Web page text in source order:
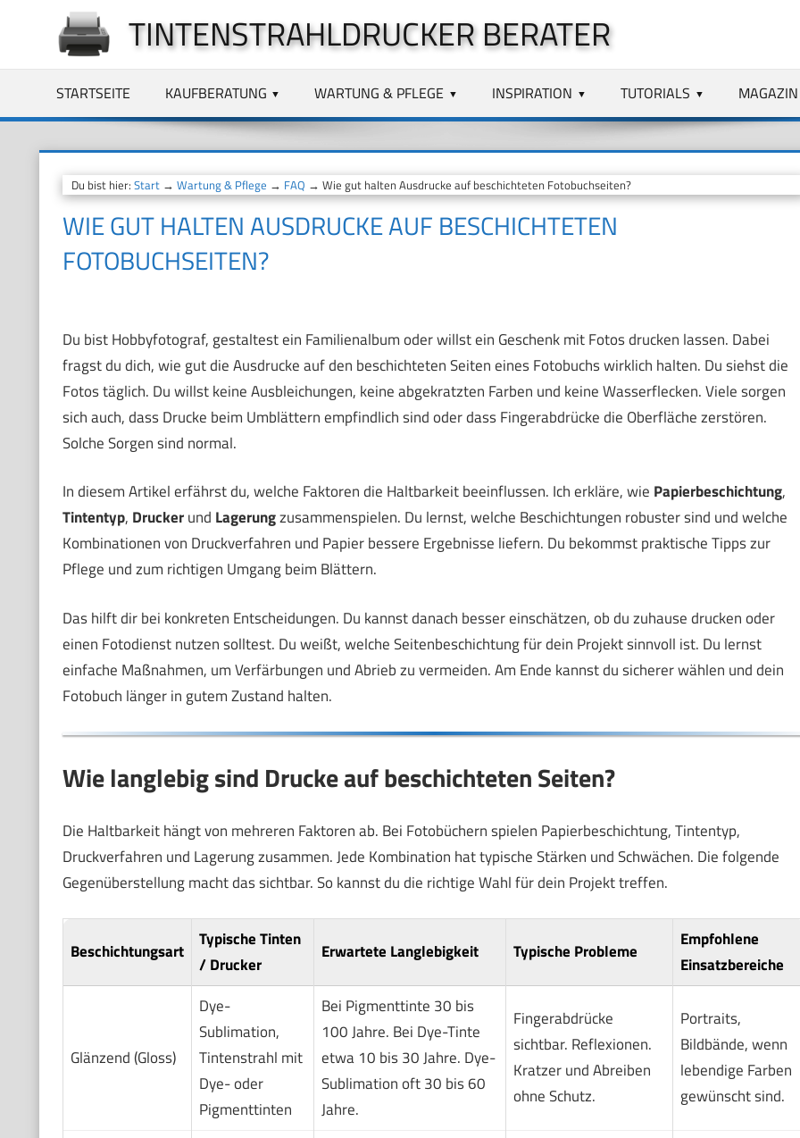
springen
TINTENSTRAHLDRUCKER BERATER
STARTSEITE KAUFBERATUNG WARTUNG & PFLEGE INSPIRATION TUTORIALS MAGAZIN
Du bist hier: Start→ Wartung & Pflege → FAQ → Wie gut halten Ausdrucke auf beschichteten Fotobuchseiten?
WIE GUT HALTEN AUSDRUCKE AUF BESCHICHTETEN
FOTOBUCHSEITEN?
Du bist Hobbyfotograf, gestaltest ein Familienalbum oder willst ein Geschenk mit Fotos drucken lassen. Dabei
fragst du dich, wie gut die Ausdrucke auf den beschichteten Seiten eines Fotobuchs wirklich halten. Du siehst die
Fotos täglich. Du willst keine Ausbleichungen, keine abgekratzten Farben und keine Wasserflecken. Viele sorgen
sich auch, dass Drucke beim Umblättern empfindlich sind oder dass Fingerabdrücke die Oberfläche zerstören.
Solche Sorgen sind normal.
In diesem Artikel erfährst du, welche Faktoren die Haltbarkeit beeinflussen. Ich erkläre, wie Papierbeschichtung,
Tintentyp, Druckerund Lagerungzusammenspielen. Du lernst, welche Beschichtungen robuster sind und welche
Kombinationen von Druckverfahren und Papier bessere Ergebnisse liefern. Du bekommst praktische Tipps zur
Pflege und zum richtigen Umgang beim Blättern.
Das hilft dir bei konkreten Entscheidungen. Du kannst danach besser einschätzen, ob du zuhause drucken oder
einen Fotodienst nutzen solltest. Du weißt, welche Seitenbeschichtung für dein Projekt sinnvoll ist. Du lernst
einfache Maßnahmen, um Verfärbungen und Abrieb zu vermeiden. Am Ende kannst du sicherer wählen und dein
Fotobuch länger in gutem Zustand halten.
Wie langlebig sind Drucke auf beschichteten Seiten?
Die Haltbarkeit hängt von mehreren Faktoren ab. Bei Fotobüchern spielen Papierbeschichtung, Tintentyp,
Druckverfahren und Lagerung zusammen. Jede Kombination hat typische Stärken und Schwächen. Die folgende
Gegenüberstellung macht das sichtbar. So kannst du die richtige Wahl für dein Projekt treffen.
Beschichtungsart
Typische Tinten
/ Drucker
Erwartete Langlebigkeit Typische Probleme
Empfohlene
Einsatzbereiche
Glänzend (Gloss)
Dye-
Sublimation,
Tintenstrahl mit
Dye- oder
Pigmenttinten
Bei Pigmenttinte 30 bis
100 Jahre. Bei Dye-Tinte
etwa 10 bis 30 Jahre. Dye-
Sublimation oft 30 bis 60
Jahre.
Fingerabdrücke
sichtbar. Reflexionen.
Kratzer und Abreiben
ohne Schutz.
Portraits,
Bildbände, wenn
lebendige Farben
gewünscht sind.